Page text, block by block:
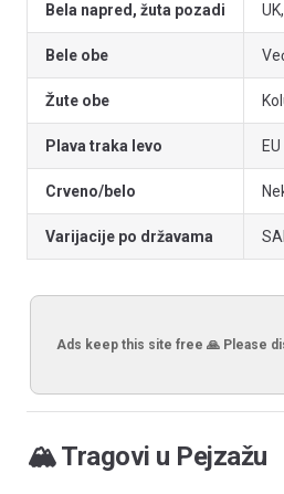
Bela napred, žuta pozadi
Bele obe
Žute obe
Plava traka levo
Crveno/belo
Varijacije po državama
Ads keep this site free 🙏 Please
🏔️ Tragovi u Pejzažu